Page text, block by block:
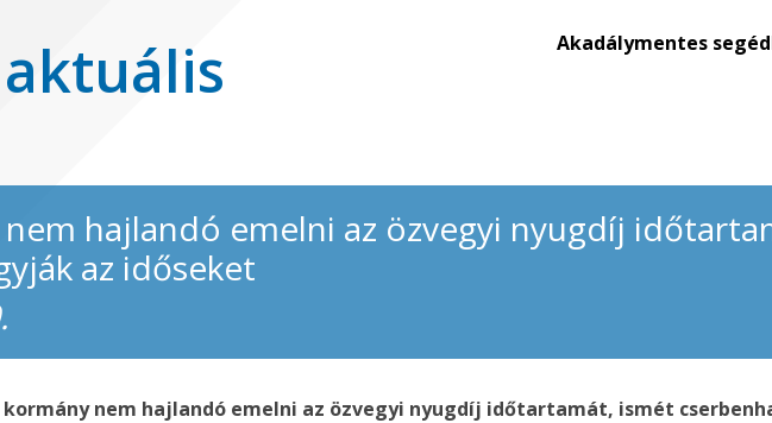
Akadálymentes
hajlandó emelni az özvegyi nyugdíj
az időseket
kormány nem hajlandó emelni az özvegyi nyugdíj időtartamát, ismét